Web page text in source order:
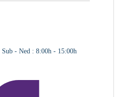
Sub - Ned : 8:00h - 15:00h